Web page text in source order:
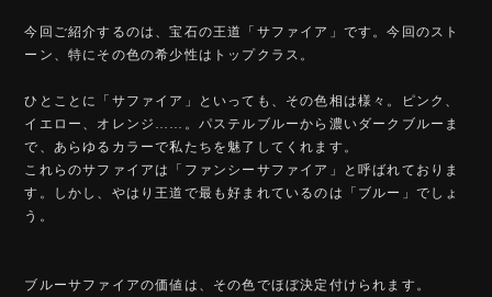
今回ご紹介するのは、宝石の王道「サファイア」です。今回のスト
ーン、特にその色の希少性はトップクラス。
ひとことに「サファイア」といっても、その色相は様々。ピンク、
イエロー、オレンジ……。パステルブルーから濃いダークブルーま
で、あらゆるカラーで私たちを魅了してくれます。
これらのサファイアは「ファンシーサファイア」と呼ばれておりま
す。しかし、やはり王道で最も好まれているのは「ブルー」でしょ
う。
ブルーサファイアの価値は、その色でほぼ決定付けられます。